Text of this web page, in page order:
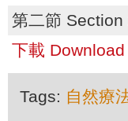
第二節 Section
下載 Download
Tags: 自然療